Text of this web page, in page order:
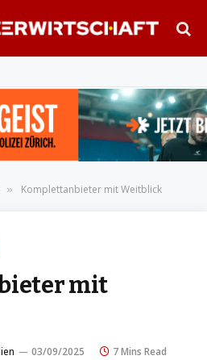
» Komplettanbieter mit Weitblick
mit
03/09/2025 7 Mins Read